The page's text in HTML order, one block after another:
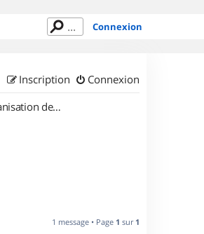
Connexion
Connexion
Inscription
Organisation de sorties en région Auvergne
1 message • Page 1 sur 1